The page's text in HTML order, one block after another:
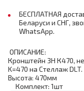
БЕСПЛАТНАЯ
Беларуси и СНГ,
WhatsApp.
ОПИСАНИЕ:
Кронштейн 3Н К470,
K=470 на Стеллаж DLT.
Высота: 470мм
Комплект: 1шт